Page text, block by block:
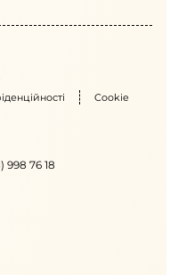
Cookie
998 76 18